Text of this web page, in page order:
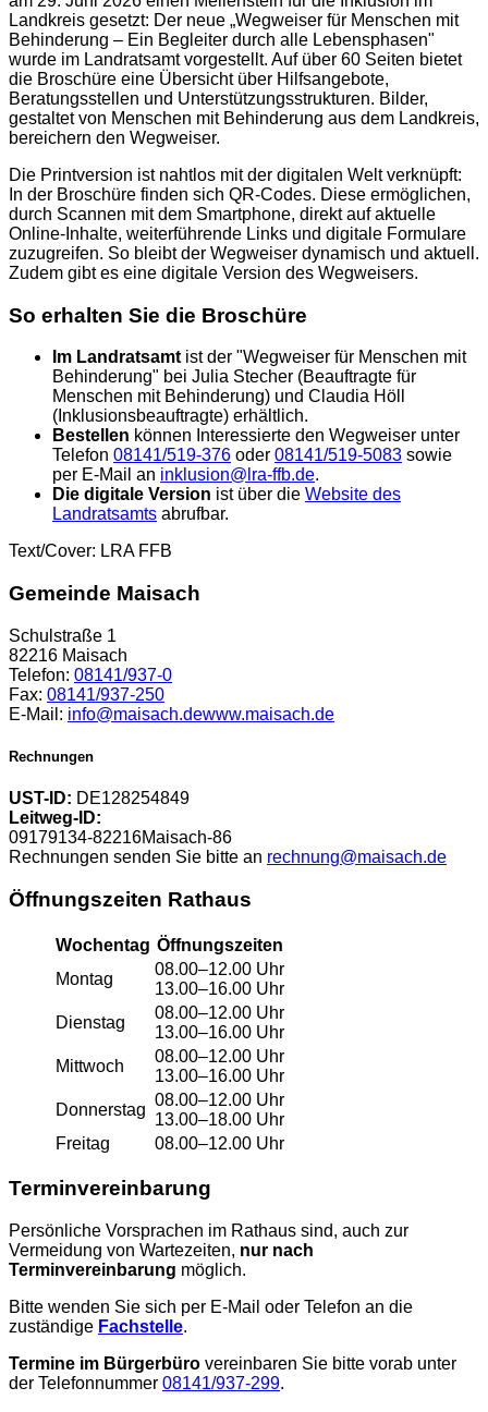
Landkreis gesetzt: Der neue „Wegweiser für Menschen mit
Behinderung – Ein Begleiter durch alle Lebensphasen"
wurde im Landratsamt vorgestellt. Auf über 60 Seiten bietet
die Broschüre eine Übersicht über Hilfsangebote,
Beratungsstellen und Unterstützungsstrukturen. Bilder,
gestaltet von Menschen mit Behinderung aus dem Landkreis,
bereichern den Wegweiser.
Die Printversion ist nahtlos mit der digitalen Welt verknüpft:
In der Broschüre finden sich QR-Codes. Diese ermöglichen,
durch Scannen mit dem Smartphone, direkt auf aktuelle
Online-Inhalte, weiterführende Links und digitale Formulare
zuzugreifen. So bleibt der Wegweiser dynamisch und aktuell.
Zudem gibt es eine digitale Version des Wegweisers.
So erhalten Sie die Broschüre
Im Landratsamt ist der "Wegweiser für Menschen mit
Behinderung" bei Julia Stecher (Beauftragte für
Menschen mit Behinderung) und Claudia Höll
(Inklusionsbeauftragte) erhältlich.
Bestellen können Interessierte den Wegweiser unter
Telefon 08141/519-376 oder 08141/519-5083 sowie
per E-Mail an inklusion@lra-ffb.de.
Die digitale Version ist über die Website des
Landratsamts abrufbar.
Text/Cover: LRA FFB
Gemeinde Maisach
Schulstraße 1
82216 Maisach
Telefon: 08141/937-0
Fax: 08141/937-250
E-Mail: info@maisach.dewww.maisach.de
Rechnungen
UST-ID: DE128254849
Leitweg-ID:
09179134-82216Maisach-86
Rechnungen senden Sie bitte an rechnung@maisach.de
Öffnungszeiten Rathaus
Wochentag Öffnungszeiten
Montag
08.00–12.00 Uhr
13.00–16.00 Uhr
Dienstag
08.00–12.00 Uhr
13.00–16.00 Uhr
Mittwoch
08.00–12.00 Uhr
13.00–16.00 Uhr
Donnerstag
08.00–12.00 Uhr
13.00–18.00 Uhr
Freitag
08.00–12.00 Uhr
Terminvereinbarung
Persönliche Vorsprachen im Rathaus sind, auch zur
Vermeidung von Wartezeiten, nur nach
Terminvereinbarung möglich.
Bitte wenden Sie sich per E-Mail oder Telefon an die
zuständige Fachstelle.
Termine im Bürgerbüro vereinbaren Sie bitte vorab unter
der Telefonnummer 08141/937-299.